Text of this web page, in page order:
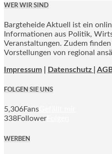
WER WIR SIND
Bargteheide Aktuell ist ein
Informationen aus Politik,
Veranstaltungen. Zudem
Vorstellungen von regional
Impressum Datenschutz |
FOLGEN SIE UNS
5,306Fans
338Follower
WERBEN